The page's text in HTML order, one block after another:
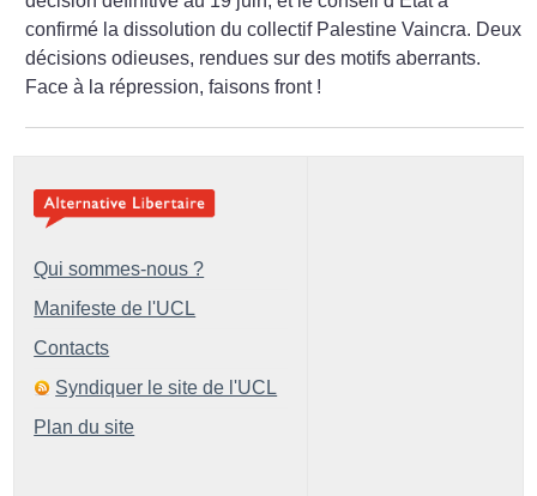
confirmé la dissolution du collectif Palestine Vaincra. Deux
décisions odieuses, rendues sur des motifs aberrants.
Face à la répression, faisons front !
Qui sommes-nous ?
Manifeste de l'UCL
Contacts
Syndiquer le site de l'UCL
Plan du site